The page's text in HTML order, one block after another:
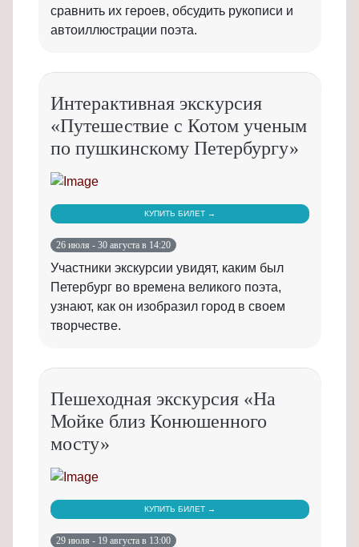
сравнить их героев, обсудить рукописи и
автоиллюстрации поэта.
Интерактивная экскурсия
«Путешествие с Котом ученым
по пушкинскому Петербургу»
КУПИТЬ БИЛЕТ →
26 июля - 30 августа в 14:20
Участники экскурсии увидят, каким был
Петербург во времена великого поэта,
узнают, как он изобразил город в своем
творчестве.
Пешеходная экскурсия «На
Мойке близ Конюшенного
мосту»
КУПИТЬ БИЛЕТ →
29 июля - 19 августа в 13:00